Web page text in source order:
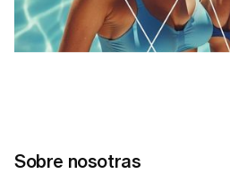
Sobre nosotras